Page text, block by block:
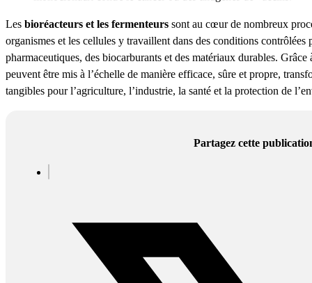
Les bioréacteurs et les fermenteurs sont au cœur de nombreux
organismes et les cellules y travaillent dans des conditions
pharmaceutiques, des biocarburants et des matériaux durables.
peuvent être mis à l’échelle de manière efficace, sûre et propre,
tangibles pour l’agriculture, l’industrie, la santé et la protection de
Partagez cette